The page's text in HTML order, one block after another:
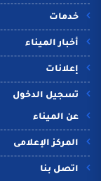
خدمات
أخبار الميناء
إعلانات
تسجيل الدخول
عن الميناء
المركز الإعلامى
اتصل بنا